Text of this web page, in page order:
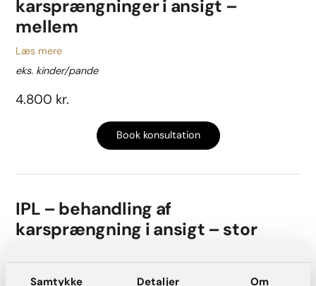
Samtykke Detaljer Om
karsprængninger i ansigt –
mellem
Læs mere
eks. kinder/pande
4.800 kr.
Book konsultation
IPL – behandling af
karsprængning i ansigt – stor